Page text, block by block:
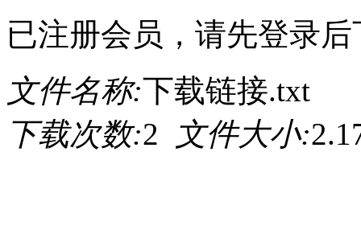
已注册会员，请先登录后
文件名称:下载链接.txt
下载次数:2 文件大小: